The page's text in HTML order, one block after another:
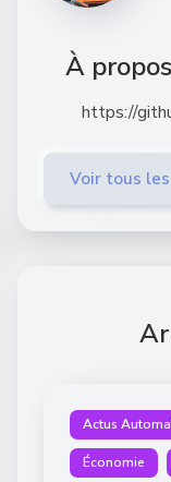
À
https://
Voir tous
Actus
Économie